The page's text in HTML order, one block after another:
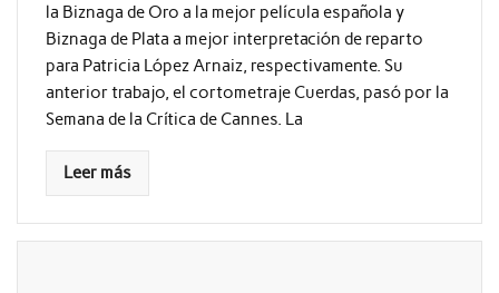
la Biznaga de Oro a la mejor película española y
Biznaga de Plata a mejor interpretación de reparto
para Patricia López Arnaiz, respectivamente. Su
anterior trabajo, el cortometraje Cuerdas, pasó por la
Semana de la Crítica de Cannes. La
Leer más